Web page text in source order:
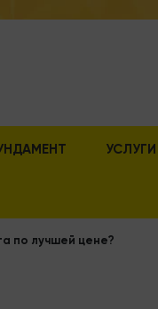
УСЛУГИ
по лучшей цене?